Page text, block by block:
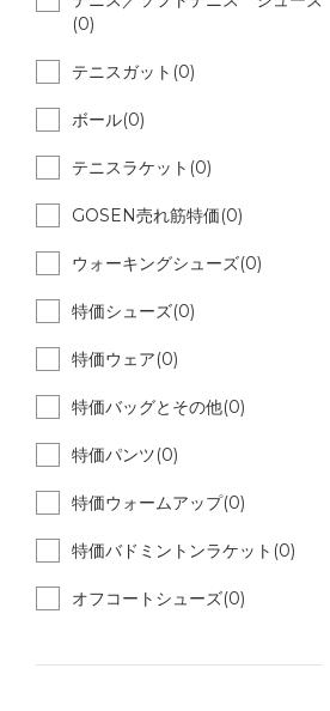
(0)
テニスガット(0)
ボール(0)
テニスラケット(0)
GOSEN売れ筋特価(0)
ウォーキングシューズ(0)
特価シューズ(0)
特価ウェア(0)
特価バッグとその他(0)
特価パンツ(0)
特価ウォームアップ(0)
特価バドミントンラケット(0)
オフコートシューズ(0)